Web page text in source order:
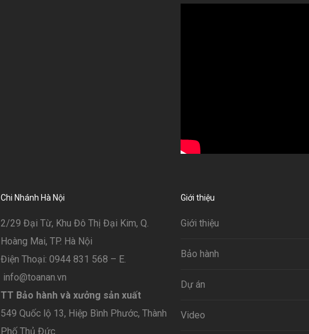
Chi Nhánh Hà Nội
2/29 Đại Từ, Khu Đô Thị Đại Kim, Q.
Hoàng Mai, TP. Hà Nội
Điện Thoại: 0944 831 568 – E.
info@toanan.vn
TT Bảo hành và xưởng sản xuất
549 Quốc lộ 13, Hiệp Bình Phước, Thành
Phố Thủ Đức
Giới thiệu
Giới thiệu
Bảo hành
Dự án
Video